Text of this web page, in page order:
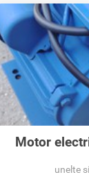
Motor
unelte